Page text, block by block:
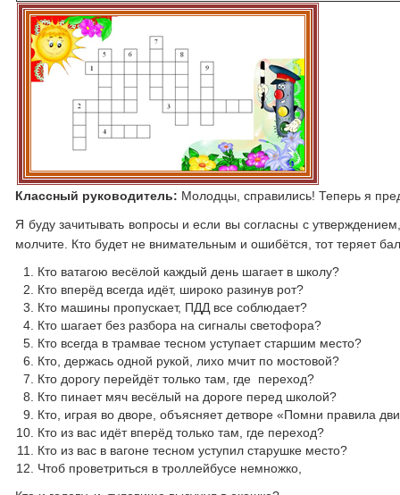
Классный руководитель: Молодцы, справились! Теперь я
Я буду зачитывать вопросы и если вы согласны с
молчите. Кто будет не внимательным и ошибётся, тот теряет
Кто ватагою весёлой каждый день шагает в школу?
Кто вперёд всегда идёт, широко разинув рот?
Кто машины пропускает, ПДД все соблюдает?
Кто шагает без разбора на сигналы светофора?
Кто всегда в трамвае тесном уступает старшим место?
Кто, держась одной рукой, лихо мчит по мостовой?
Кто дорогу перейдёт только там, где переход?
Кто пинает мяч весёлый на дороге перед школой?
Кто, играя во дворе, объясняет детворе «Помни правила
Кто из вас идёт вперёд только там, где переход?
Кто из вас в вагоне тесном уступил старушке место?
Чтоб проветриться в троллейбусе немножко,